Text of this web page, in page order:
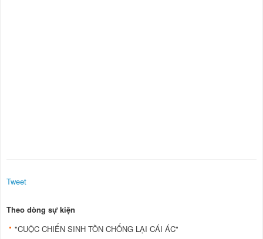
Tweet
Theo dòng sự kiện
"CUỘC CHIẾN SINH TỒN CHỐNG LẠI CÁI ÁC"